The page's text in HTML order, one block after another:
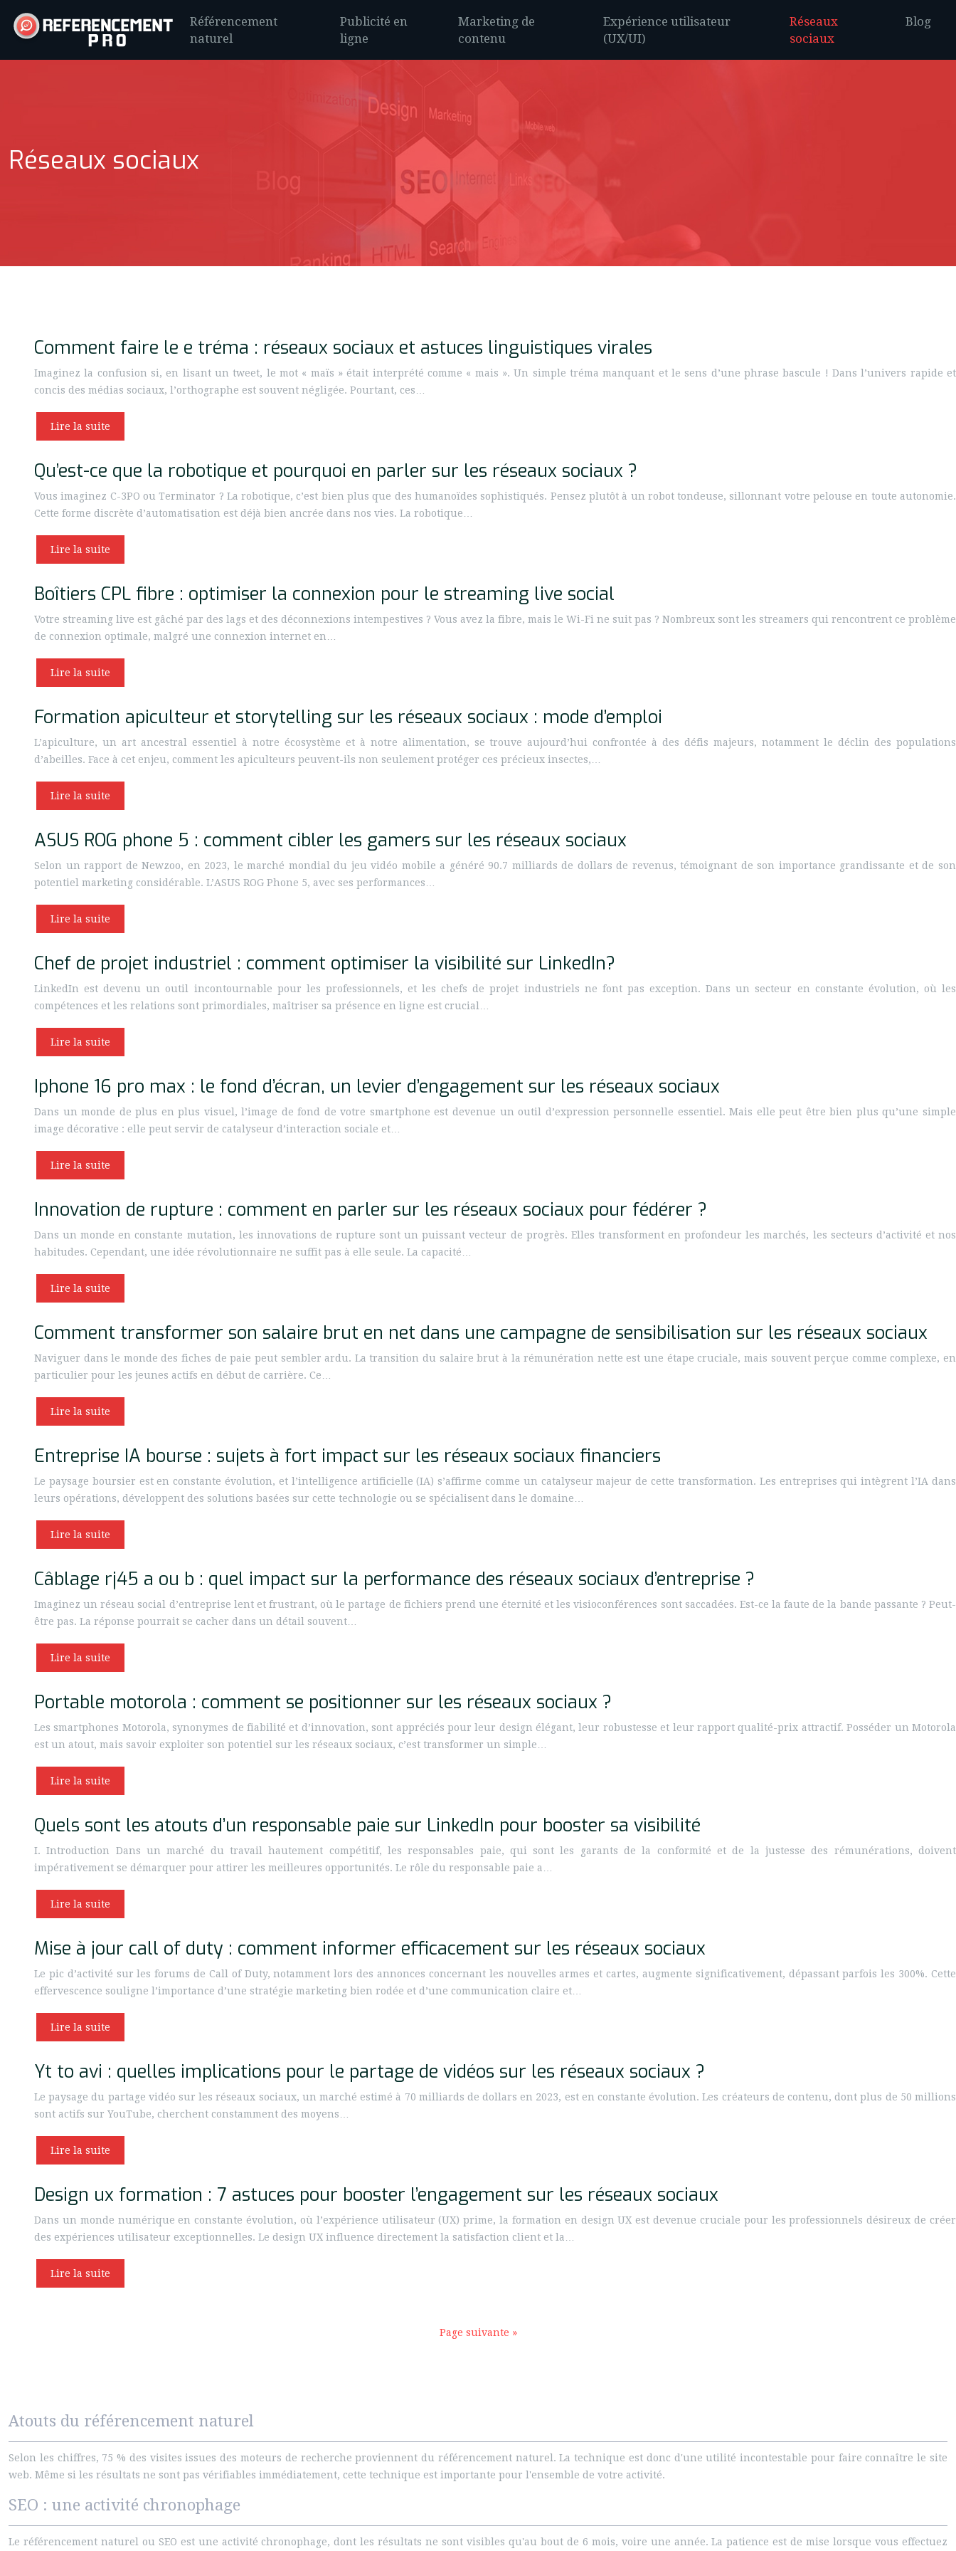
Référencement
naturel
Publicité en
ligne
Marketing de
contenu
Expérience utilisateur
(UX/UI)
Réseaux
sociaux
Blog
Réseaux sociaux
Comment faire le e tréma : réseaux sociaux et astuces linguistiques virales
Imaginez la confusion si, en lisant un tweet, le mot « maïs » était interprété comme « mais ». Un simple tréma manquant et le sens d’une phrase bascule ! Dans l’univers rapide et
concis des médias sociaux, l’orthographe est souvent négligée. Pourtant, ces…
Lire la suite
Qu’est-ce que la robotique et pourquoi en parler sur les réseaux sociaux ?
Vous imaginez C-3PO ou Terminator ? La robotique, c’est bien plus que des humanoïdes sophistiqués. Pensez plutôt à un robot tondeuse, sillonnant votre pelouse en toute autonomie.
Cette forme discrète d’automatisation est déjà bien ancrée dans nos vies. La robotique…
Lire la suite
Boîtiers CPL fibre : optimiser la connexion pour le streaming live social
Votre streaming live est gâché par des lags et des déconnexions intempestives ? Vous avez la fibre, mais le Wi-Fi ne suit pas ? Nombreux sont les streamers qui rencontrent ce problème
de connexion optimale, malgré une connexion internet en…
Lire la suite
Formation apiculteur et storytelling sur les réseaux sociaux : mode d’emploi
L’apiculture, un art ancestral essentiel à notre écosystème et à notre alimentation, se trouve aujourd’hui confrontée à des défis majeurs, notamment le déclin des populations
d’abeilles. Face à cet enjeu, comment les apiculteurs peuvent-ils non seulement protéger ces précieux insectes,…
Lire la suite
ASUS ROG phone 5 : comment cibler les gamers sur les réseaux sociaux
Selon un rapport de Newzoo, en 2023, le marché mondial du jeu vidéo mobile a généré 90.7 milliards de dollars de revenus, témoignant de son importance grandissante et de son
potentiel marketing considérable. L’ASUS ROG Phone 5, avec ses performances…
Lire la suite
Chef de projet industriel : comment optimiser la visibilité sur LinkedIn?
LinkedIn est devenu un outil incontournable pour les professionnels, et les chefs de projet industriels ne font pas exception. Dans un secteur en constante évolution, où les
compétences et les relations sont primordiales, maîtriser sa présence en ligne est crucial…
Lire la suite
Iphone 16 pro max : le fond d’écran, un levier d’engagement sur les réseaux sociaux
Dans un monde de plus en plus visuel, l’image de fond de votre smartphone est devenue un outil d’expression personnelle essentiel. Mais elle peut être bien plus qu’une simple
image décorative : elle peut servir de catalyseur d’interaction sociale et…
Lire la suite
Innovation de rupture : comment en parler sur les réseaux sociaux pour fédérer ?
Dans un monde en constante mutation, les innovations de rupture sont un puissant vecteur de progrès. Elles transforment en profondeur les marchés, les secteurs d’activité et nos
habitudes. Cependant, une idée révolutionnaire ne suffit pas à elle seule. La capacité…
Lire la suite
Comment transformer son salaire brut en net dans une campagne de sensibilisation sur les réseaux sociaux
Naviguer dans le monde des fiches de paie peut sembler ardu. La transition du salaire brut à la rémunération nette est une étape cruciale, mais souvent perçue comme complexe, en
particulier pour les jeunes actifs en début de carrière. Ce…
Lire la suite
Entreprise IA bourse : sujets à fort impact sur les réseaux sociaux financiers
Le paysage boursier est en constante évolution, et l’intelligence artificielle (IA) s’affirme comme un catalyseur majeur de cette transformation. Les entreprises qui intègrent l’IA dans
leurs opérations, développent des solutions basées sur cette technologie ou se spécialisent dans le domaine…
Lire la suite
Câblage rj45 a ou b : quel impact sur la performance des réseaux sociaux d’entreprise ?
Imaginez un réseau social d’entreprise lent et frustrant, où le partage de fichiers prend une éternité et les visioconférences sont saccadées. Est-ce la faute de la bande passante ? Peut-
être pas. La réponse pourrait se cacher dans un détail souvent…
Lire la suite
Portable motorola : comment se positionner sur les réseaux sociaux ?
Les smartphones Motorola, synonymes de fiabilité et d’innovation, sont appréciés pour leur design élégant, leur robustesse et leur rapport qualité-prix attractif. Posséder un Motorola
est un atout, mais savoir exploiter son potentiel sur les réseaux sociaux, c’est transformer un simple…
Lire la suite
Quels sont les atouts d’un responsable paie sur LinkedIn pour booster sa visibilité
I. Introduction Dans un marché du travail hautement compétitif, les responsables paie, qui sont les garants de la conformité et de la justesse des rémunérations, doivent
impérativement se démarquer pour attirer les meilleures opportunités. Le rôle du responsable paie a…
Lire la suite
Mise à jour call of duty : comment informer efficacement sur les réseaux sociaux
Le pic d’activité sur les forums de Call of Duty, notamment lors des annonces concernant les nouvelles armes et cartes, augmente significativement, dépassant parfois les 300%. Cette
effervescence souligne l’importance d’une stratégie marketing bien rodée et d’une communication claire et…
Lire la suite
Yt to avi : quelles implications pour le partage de vidéos sur les réseaux sociaux ?
Le paysage du partage vidéo sur les réseaux sociaux, un marché estimé à 70 milliards de dollars en 2023, est en constante évolution. Les créateurs de contenu, dont plus de 50 millions
sont actifs sur YouTube, cherchent constamment des moyens…
Lire la suite
Design ux formation : 7 astuces pour booster l’engagement sur les réseaux sociaux
Dans un monde numérique en constante évolution, où l’expérience utilisateur (UX) prime, la formation en design UX est devenue cruciale pour les professionnels désireux de créer
des expériences utilisateur exceptionnelles. Le design UX influence directement la satisfaction client et la…
Lire la suite
Page suivante »
Atouts du référencement naturel
Selon les chiffres, 75 % des visites issues des moteurs de recherche proviennent du référencement naturel. La technique est donc d'une utilité incontestable pour faire connaître le site
web. Même si les résultats ne sont pas vérifiables immédiatement, cette technique est importante pour l'ensemble de votre activité.
SEO : une activité chronophage
Le référencement naturel ou SEO est une activité chronophage, dont les résultats ne sont visibles qu'au bout de 6 mois, voire une année. La patience est de mise lorsque vous effectuez